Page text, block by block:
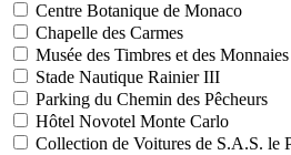
Centre Botanique de Monaco
Chapelle des Carmes
Musée des Timbres et des Monnaies
Stade Nautique Rainier III
Parking du Chemin des Pêcheurs
Hôtel Novotel Monte Carlo
Collection de Voitures de S.A.S. le